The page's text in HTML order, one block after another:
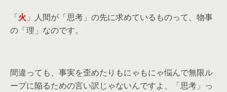
「火 」人間が「思考」の先に求めているものって、物事
の「理」なのです。
間違っても、事実を歪めたりもにゃもにゃ悩んで無限ル
ープに陥るための言い訳じゃないんですよ、「思考」っ